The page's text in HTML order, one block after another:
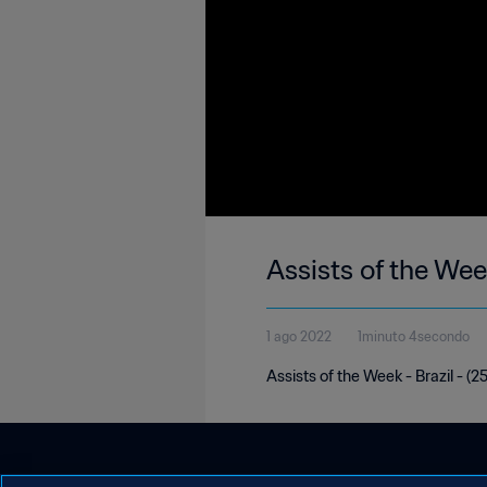
Assists of the
1 ago 2022 1minuto 4secondo
Assists of the Week - Brazil -